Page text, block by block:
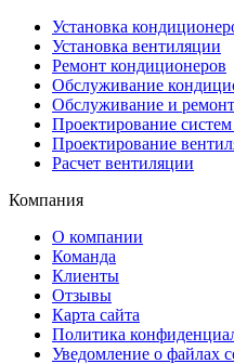
Установка
Установка вентиляции
Ремонт кондиционеров
Обслуживание
Обслуживание и
Проектирование
Проектирование
Расчет вентиляции
Компания
О компании
Команда
Клиенты
Отзывы
Карта сайта
Политика
Уведомление о файлах